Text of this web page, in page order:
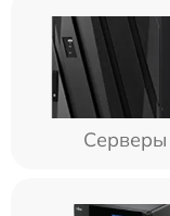
Серверы